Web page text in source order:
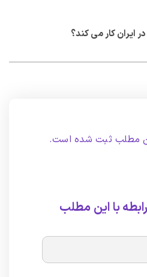
با این مطلب